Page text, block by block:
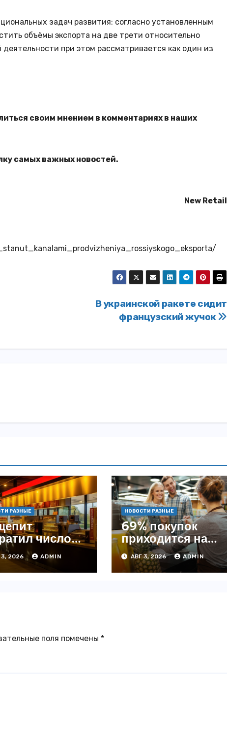
задач развития: согласно установленным
объёмы экспорта на две трети относительно
при этом рассматривается как один из
своим мнением в комментариях в наших
самых важных новостей.
New Retail
В украинской ракете сидит
французский жучок
РАЗНЫЕ
число
на
с начала
— INFOLine
2026 ADMIN
НОВОСТИ РАЗНЫЕ
69% покупок
приходится на
офлайн —
аналитика
АВГ 3, 2026 ADMIN
поля помечены *